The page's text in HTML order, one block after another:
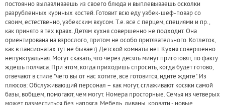
постоянно вылавливаешь из своего блюда и выплевываешь осколки
разрубленных куриных костей. Готовит всю еду узбек-шеф-повар со
своим, естественно, узбекским вкусом. Т.е. все с перцем, специями и пр.,
как принято в тех краях. Детям кухня совершенно не подходит. Она
ориентирована на взрослого, притом не особо притязательного. Котлеток,
как в пансионатах тут не бывает) Детской комнаты нет. Кухня совершенно
непунктуальная. Могут сказать, что через десять минут приготовят, по факту
ждешь полчаса. При этом, когда приходишь спросить, когда будет готово,
отвечают в стиле "чего вы от нас хотите, все готовится, идите ждите". Из
плюсов: Обслуживающий персонал – как могут, сглаживают косяки самой
базы, вобщем, помогают, чем могут. Номера просторные. Семья из четверых